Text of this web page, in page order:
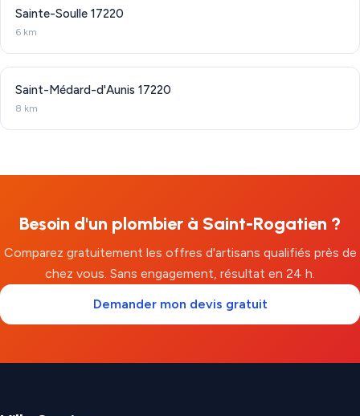
Sainte-Soulle 17220
6 km
Saint-Médard-d'Aunis 17220
8 km
Besoin d'un plombier à Saint-Rogatien ?
Comparez gratuitement les offres d'artisans qualifiés près de
chez vous. Sans engagement, résultat en 24 h.
Demander mon devis gratuit